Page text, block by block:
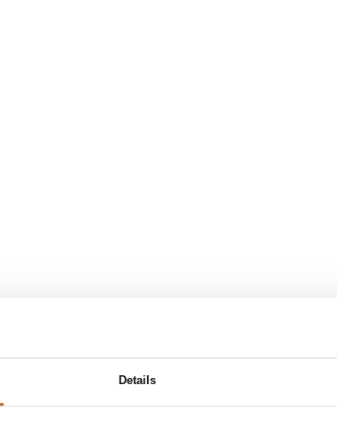
Details